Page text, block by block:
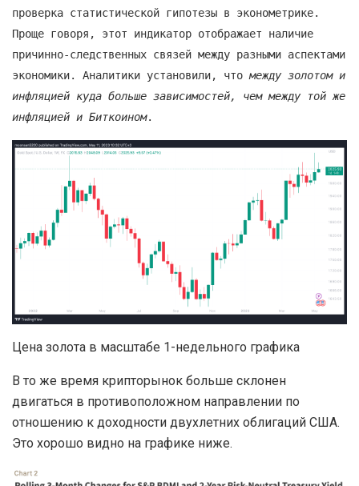
проверка статистической гипотезы в эконометрике.
Проще говоря, этот индикатор отображает наличие
причинно-следственных связей между разными аспектами
экономики. Аналитики установили, что между золотом и
инфляцией куда больше зависимостей, чем между той же
инфляцией и Биткоином.
Цена золота в масштабе 1-недельного графика
В то же время крипторынок больше склонен
двигаться в противоположном направлении по
отношению к доходности двухлетних облигаций США.
Это хорошо видно на графике ниже.